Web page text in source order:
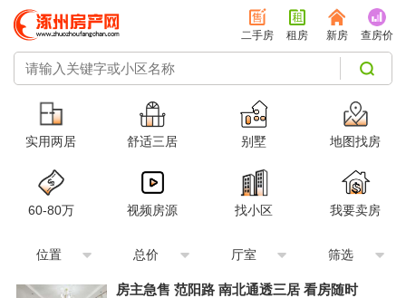
二手房 租房 新房 查房价
实用两居 舒适三居 别墅 地图找房
60-80万 视频房源 找小区 我要卖房
位置 总价 厅室 筛选
房主急售 范阳路 南北通透三居 看房随时